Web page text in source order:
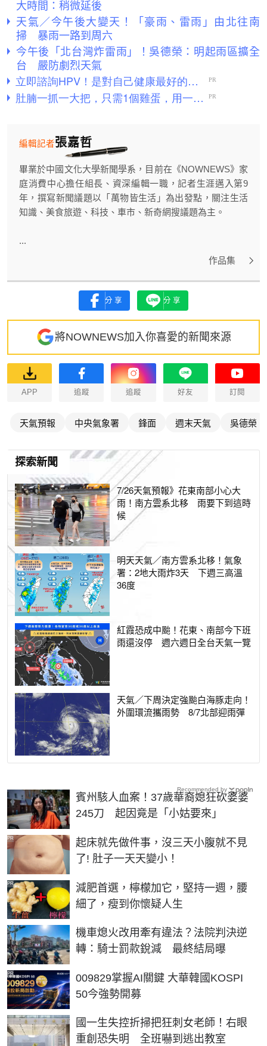
大時間：稍微延後
天氣／今午後大變天！「豪雨、雷雨」由北往南
掃 暴雨一路到周六
今午後「北台灣炸雷雨」！吳德榮：明起雨區擴全
台 嚴防劇烈天氣
張嘉哲
編輯記者
畢業於中國文化大學新聞學系，目前在《NOWNEWS》家
庭消費中心擔任組長、資深編輯一職，記者生涯邁入第9
年，撰寫新聞議題以「萬物皆生活」為出發點，關注生活
知識、美食旅遊、科技、車市、新奇網搜議題為主。
...
作品集
分享 分享
將NOWNEWS加入你喜愛的新聞來源
APP 追蹤 追蹤 好友 訂閱
天氣預報 中央氣象署 鋒面 週末天氣 吳德榮
探索新聞
7/26天氣預報》花東南部小心大
雨！南方雲系北移 雨要下到這時
候
明天天氣／南方雲系北移！氣象
署：2地大雨炸3天 下週三高溫
36度
紅霞恐成中颱！花東、南部今下班
雨還沒停 週六週日全台天氣一覽
天氣／下周決定強颱白海豚走向！
外圍環流攜雨勢 8/7北部迎雨彈
賓州駭人血案！37歲華裔媳狂砍婆婆
245刀 起因竟是「小姑要來」
起床就先做件事，沒三天小腹就不見
了! 肚子一天天變小！
PR
減肥首選，檸檬加它，堅持一週，腰
細了，瘦到你懷疑人生
PR
機車熄火改用牽有違法？法院判決逆
轉：騎士罰款銳減 最終結局曝
009829掌握AI關鍵 大華韓國KOSPI
50今強勢開募
PR
國一生失控折掃把狂刺女老師！右眼
重創恐失明 全班嚇到逃出教室
Recommended by